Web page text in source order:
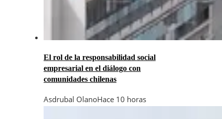
El rol de la responsabilidad social
empresarial en el diálogo con
comunidades chilenas
Asdrubal OlanoHace 10 horas